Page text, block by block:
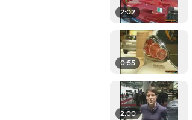
2:02
0:55
2:00